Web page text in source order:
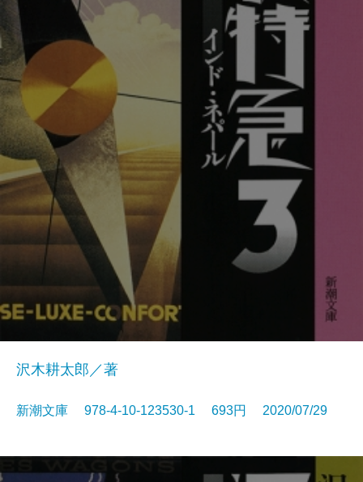
沢木耕太郎／著
新潮文庫 978-4-10-123530-1 693円 2020/07/29